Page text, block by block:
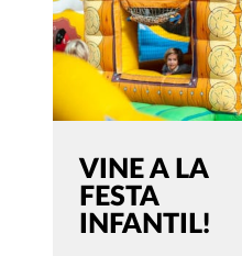
VINE A LA
FESTA
INFANTIL!